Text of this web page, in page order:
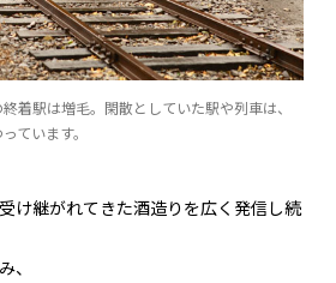
着駅は増毛。閑散としていた駅や列車は、
ています。
け継がれてきた酒造りを広く発信し続
、